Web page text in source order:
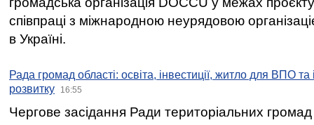
співпраці з міжнародною неурядовою
в Україні.
Рада громад області: освіта, інвестиції, житло для ВПО
розвитку
16:55
Чергове засідання Ради територіальних громад